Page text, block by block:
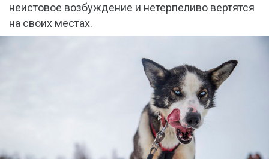
неистовое возбуждение и нетерпеливо вертятся
на своих местах.